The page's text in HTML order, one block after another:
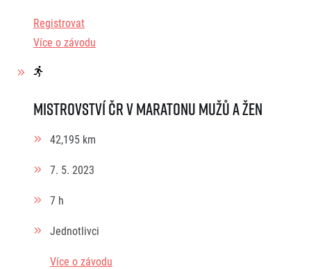
Registrovat
Více o závodu
Mistrovství ČR v maratonu mužů a žen
42,195 km
7. 5. 2023
7 h
Jednotlivci
Více o závodu